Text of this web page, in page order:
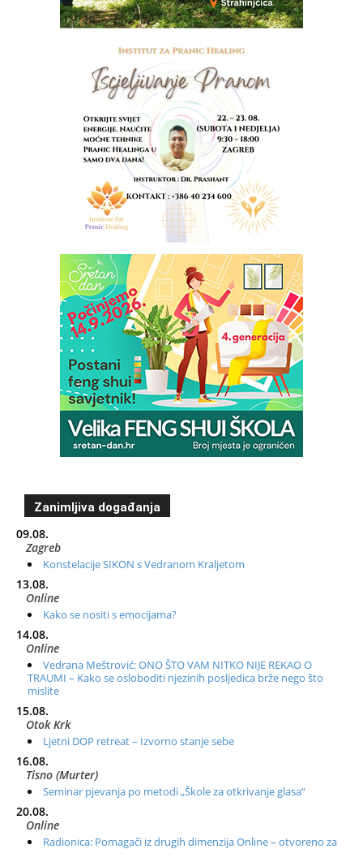
Zanimljiva događanja
09.08.
Zagreb
Konstelacije SIKON s Vedranom Kraljetom
13.08.
Online
Kako se nositi s emocijama?
14.08.
Online
Vedrana Meštrović: ONO ŠTO VAM NITKO NIJE REKAO O
TRAUMI – Kako se osloboditi njezinih posljedica brže nego što
mislite
15.08.
Otok Krk
Ljetni DOP retreat – Izvorno stanje sebe
16.08.
Tisno (Murter)
Seminar pjevanja po metodi „Škole za otkrivanje glasa“
20.08.
Online
Radionica: Pomagači iz drugih dimenzija Online – otvoreno za